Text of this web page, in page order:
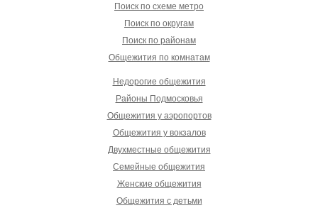
Поиск по схеме метро
Поиск по округам
Поиск по районам
Общежития по комнатам
Недорогие общежития
Районы Подмосковья
Общежития у аэропортов
Общежития у вокзалов
Двухместные общежития
Семейные общежития
Женские общежития
Общежития с детьми